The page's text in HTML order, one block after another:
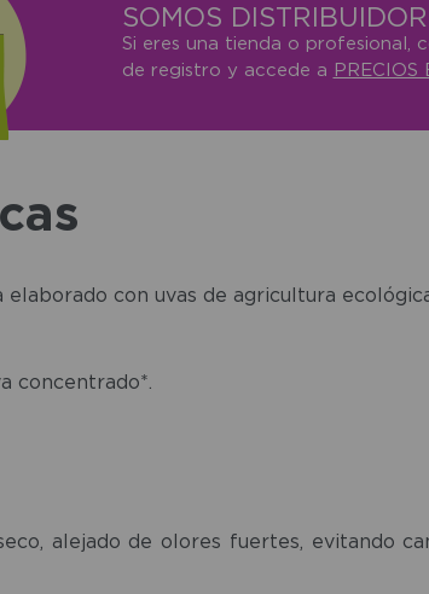
SOMOS
Si eres una tienda o profesional,
de registro y accede a PRECIOS
con uvas de agricultura
concentrado*.
alejado de olores fuertes, evitando